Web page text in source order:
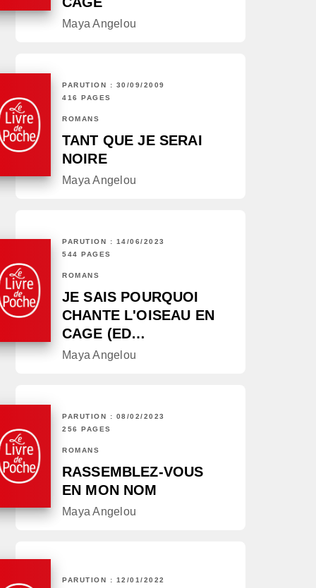
Maya Angelou
PARUTION : 30/09/2009
416 PAGES
ROMANS
TANT QUE JE SERAI
NOIRE
Maya Angelou
PARUTION : 14/06/2023
544 PAGES
ROMANS
JE SAIS POURQUOI
CHANTE L'OISEAU EN
CAGE (ED…
Maya Angelou
PARUTION : 08/02/2023
256 PAGES
ROMANS
RASSEMBLEZ-VOUS
EN MON NOM
Maya Angelou
PARUTION : 12/01/2022